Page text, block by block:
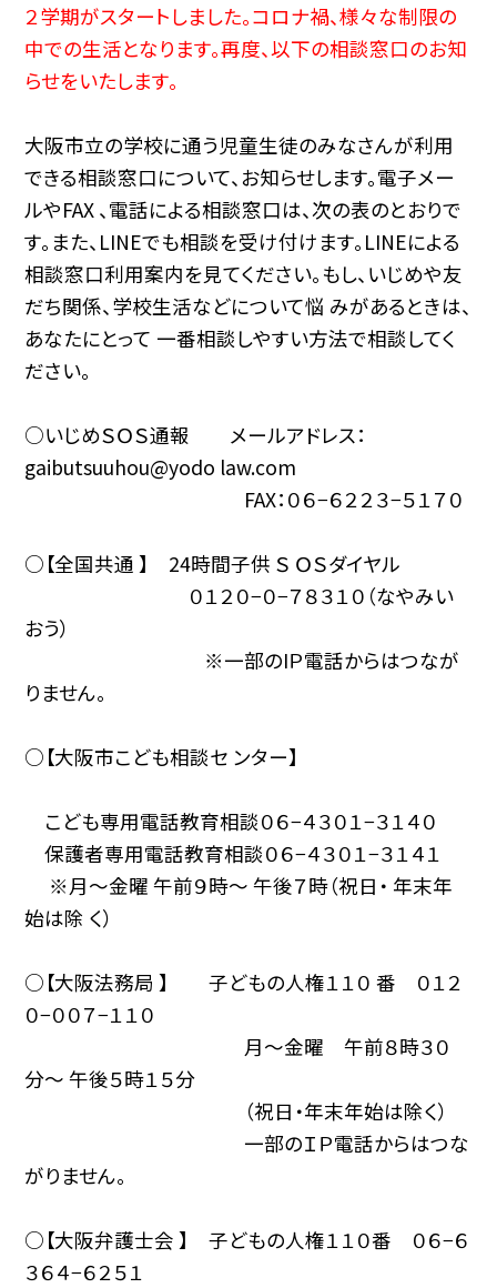
２学期がスタートしました。コロナ禍、様々な制限の
中での生活となります。再度、以下の相談窓口のお知
らせをいたします。
大阪市立の学校に通う児童生徒のみなさんが利用
できる相談窓口について、お知らせします。電子メー
ルやFAX 、電話による相談窓口は、次の表のとおりで
す。また、LINEでも相談を受け付けます。LINEによる
相談窓口利用案内を見てください。もし、いじめや友
だち関係、学校生活などについて悩 みがあるときは、
あなたにとって 一番相談しやすい方法で相談してく
ださい。
○いじめＳＯＳ通報 メールアドレス：
gaibutsuuhou@yodo law.com
FAX：０６−６２２３−５１７０
○【全国共通 】 24時間子供 Ｓ ＯＳダイヤル
０１２０−０−７８３１０（なやみい
おう）
※一部のIＰ電話からはつなが
りません。
○【大阪市こども相談セ ンター】
こども専用電話教育相談０６−４３０１−３１４０
保護者専用電話教育相談０６−４３０１−３１４１
※月〜金曜 午前９時〜 午後７時（祝日・ 年末年
始は除 く）
○【大阪法務局 】 子どもの人権１１０ 番 ０１２
０−００７−１１０
月〜金曜 午前８時３０
分〜 午後５時１５分
（祝日・年末年始は除く）
一部のＩＰ電話からはつな
がりません。
○【大阪弁護士会 】 子どもの人権１１０番 ０６−６
３６４−６２５１